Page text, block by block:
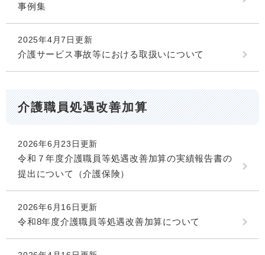
事例集
2025年4月7日更新
介護サービス事故等における取扱いについて
介護職員処遇改善加算
2026年6月23日更新
令和７年度介護職員等処遇改善加算の実績報告書の
提出について（介護保険）
2026年6月16日更新
令和8年度介護職員等処遇改善加算について